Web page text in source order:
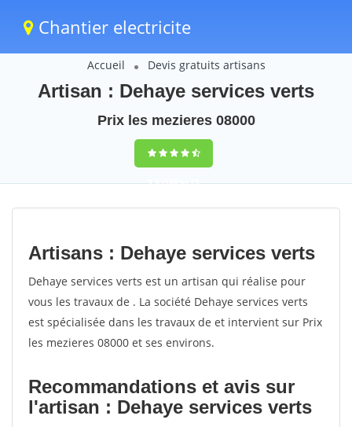
Chantier electricite
Accueil Devis gratuits artisans
Artisan : Dehaye services verts
Prix les mezieres 08000
9,5(100%)75
votes
Artisans : Dehaye services verts
Dehaye services verts est un artisan qui réalise pour
vous les travaux de . La société Dehaye services verts
est spécialisée dans les travaux de et intervient sur Prix
les mezieres 08000 et ses environs.
Recommandations et avis sur
l'artisan : Dehaye services verts